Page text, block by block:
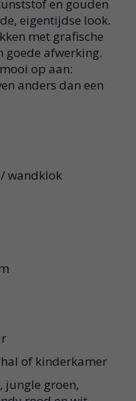
en gouden
eigentijdse look.
met grafische
goede afwerking.
op aan:
anders dan een
wandklok
of kinderkamer
jungle groen,